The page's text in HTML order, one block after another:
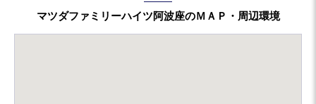
マツダファミリーハイツ阿波座のＭＡＰ・周辺環境